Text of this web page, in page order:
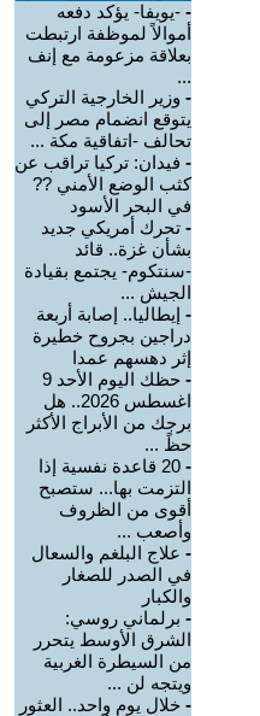
- -يويفا- يؤكد دفعه
أموالاً لموظفة ارتبطت
بعلاقة مزعومة مع إنف
...
- وزير الخارجية التركي
يتوقع انضمام مصر إلى
تحالف -اتفاقية مكة ...
- فيدان: تركيا تراقب عن
كثب الوضع الأمني ??
في البحر الأسود
- تحرك أمريكي جديد
بشأن غزة.. قائد
-سنتكوم- يجتمع بقيادة
الجيش ...
- إيطاليا.. إصابة أربعة
دراجين بجروح خطيرة
إثر دهسهم عمدا
-
حظك اليوم الأحد 9
اغسطس 2026.. هل
برجك من الأبراج الأكثر
حظً ...
-
20 قاعدة نفسية إذا
التزمت بها... ستصبح
أقوى من الظروف
وأصعب ...
- علاج البلغم والسعال
في الصدر للصغار
والكبار
- برلماني روسي:
الشرق الأوسط يتحرر
من السيطرة الغربية
ويتجه لن ...
- خلال يوم واحد.. العثور